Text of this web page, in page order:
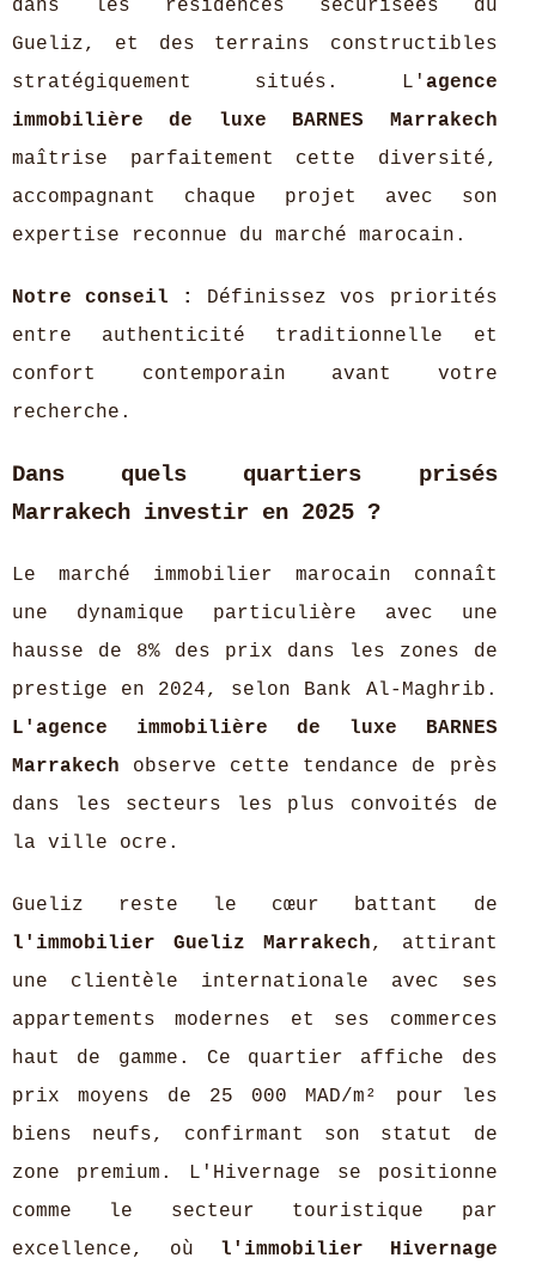
dans les résidences sécurisées du
Gueliz, et des terrains constructibles
stratégiquement situés. L' agence
immobilière de luxe BARNES Marrakech
maîtrise parfaitement cette diversité,
accompagnant chaque projet avec son
expertise reconnue du marché marocain.
Notre conseil :
Définissez vos priorités
entre authenticité traditionnelle et
confort contemporain avant votre
recherche.
Dans quels quartiers prisés
Marrakech investir en 2025 ?
Le marché immobilier marocain connaît
une dynamique particulière avec une
hausse de 8% des prix dans les zones de
prestige en 2024, selon Bank Al-Maghrib.
L'agence immobilière de luxe BARNES
Marrakech observe cette tendance de près
dans les secteurs les plus convoités de
la ville ocre.
Gueliz reste le cœur battant de
l'immobilier Gueliz Marrakech, attirant
une clientèle internationale avec ses
appartements modernes et ses commerces
haut de gamme. Ce quartier affiche des
prix moyens de 25 000 MAD/m² pour les
biens neufs, confirmant son statut de
zone premium. L'Hivernage se positionne
comme le secteur touristique par
excellence, où l'immobilier Hivernage